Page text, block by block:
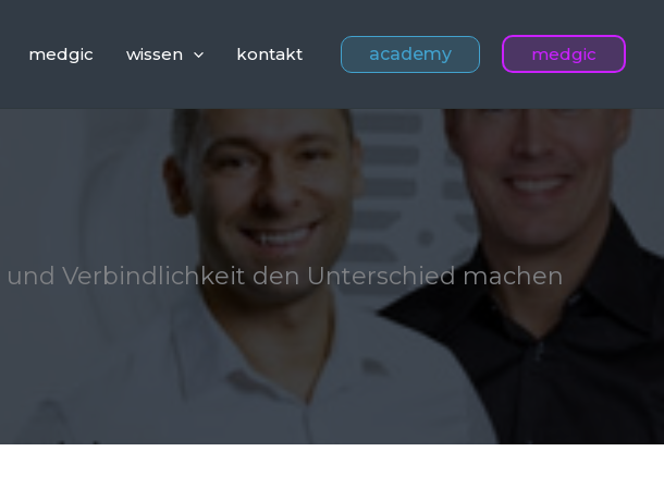
medgic wissen kontakt academy medgic
Verbindlichkeit den Unterschied machen